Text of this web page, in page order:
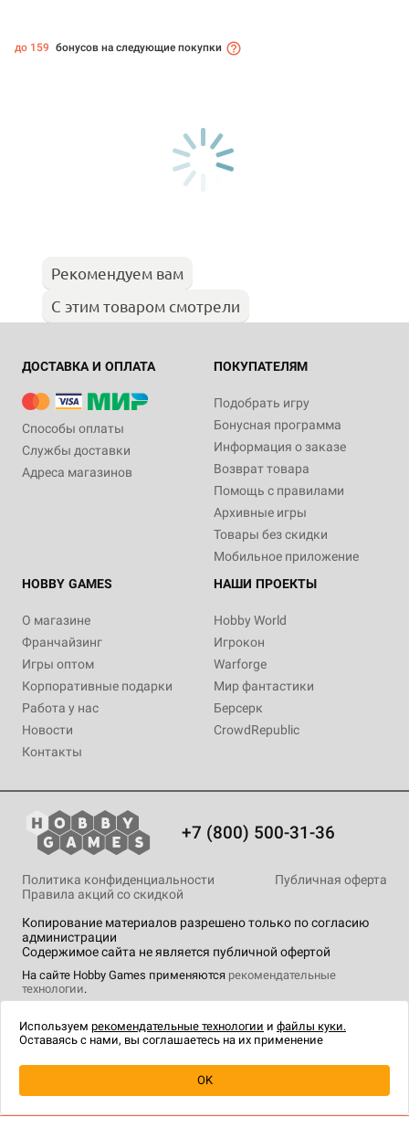
Купить| 1 590 ₽
до 159 бонусов на следующие покупки
Рекомендуем вам
С этим товаром смотрели
ДОСТАВКА И ОПЛАТА
Способы оплаты
Службы доставки
Адреса магазинов
ПОКУПАТЕЛЯМ
Подобрать игру
Бонусная программа
Информация о заказе
Возврат товара
Помощь с правилами
Архивные игры
Товары без скидки
Мобильное приложение
HOBBY GAMES
О магазине
Франчайзинг
Игры оптом
Корпоративные подарки
Работа у нас
Новости
Контакты
НАШИ ПРОЕКТЫ
Hobby World
Игрокон
Warforge
Мир фантастики
Берсерк
CrowdRepublic
+7 (800) 500-31-36
Копирование материалов разрешено только по согласию
администрации
Содержимое сайта не является публичной офертой
Политика конфиденциальности
Публичная оферта
Правила акций со скидкой
На сайте Hobby Games применяются рекомендательные
технологии.
Используем рекомендательные технологии и файлы куки.
Оставаясь с нами, вы соглашаетесь на их применение
OK